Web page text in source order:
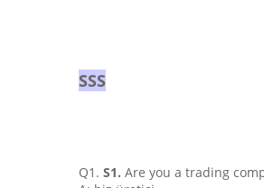
SSS
Q1. S1. Are you a trading